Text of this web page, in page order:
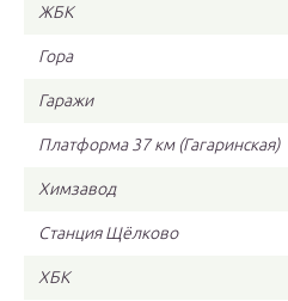
ЖБК
Гора
Гаражи
Платформа 37 км (Гагаринская)
Химзавод
Станция Щёлково
ХБК